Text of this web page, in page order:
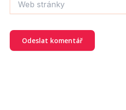
stránky